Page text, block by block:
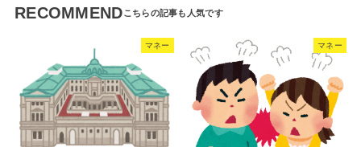
RECOMMEND
マネー マネー